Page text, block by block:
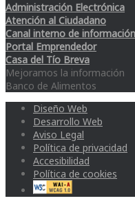
Administración Electrónica
Atención al Ciudadano
Canal interno de información
Portal Emprendedor
Casa del Tío Breva
Mejoramos la información
Banco de Alimentos
Diseño Web
Desarrollo Web
Aviso Legal
Política de privacidad
Accesibilidad
Política de cookies